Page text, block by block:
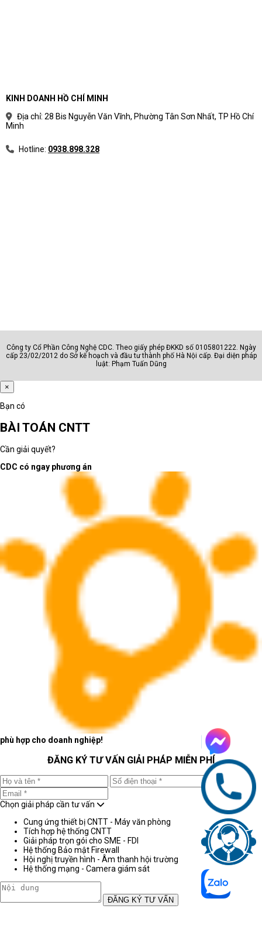
KINH DOANH HỒ CHÍ MINH
Địa chỉ: 28 Bis Nguyễn Văn Vĩnh, Phường Tân Sơn Nhất, TP Hồ Chí
Minh
Hotline: 0938.898.328
Công ty Cổ Phần Công Nghệ CDC. Theo giấy phép ĐKKD số 0105801222. Ngày
cấp 23/02/2012 do Sở kế hoạch và đầu tư thành phố Hà Nội cấp. Đại diện pháp
luật: Phạm Tuấn Dũng
×
Bạn có
BÀI TOÁN CNTT
Cần giải quyết?
CDC có ngay phương án
phù hợp cho doanh nghiệp!
ĐĂNG KÝ TƯ VẤN GIẢI PHÁP MIỄN PHÍ
Chọn giải pháp cần tư vấn
Cung ứng thiết bị CNTT - Máy văn phòng
Tích hợp hệ thống CNTT
Giải pháp trọn gói cho SME - FDI
Hệ thống Bảo mật Firewall
Hội nghị truyền hình - Âm thanh hội trường
Hệ thống mạng - Camera giám sát
ĐĂNG KÝ TƯ VẤN